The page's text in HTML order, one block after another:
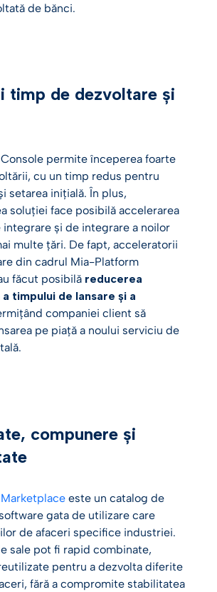
de bănci.
timp de dezvoltare și
permite începerea foarte
cu un timp redus pentru
setarea inițială. În plus,
soluției face posibilă accelerarea
și de integrare a noilor
multe țări. De fapt, acceleratorii
din cadrul Mia-Platform
făcut posibilă reducerea
timpului de lansare și a
companiei client să
pe piață a noului serviciu de
compunere și
este un catalog de
gata de utilizare care
de afaceri specifice industriei.
sale pot fi rapid combinate,
pentru a dezvolta diferite
fără a compromite stabilitatea